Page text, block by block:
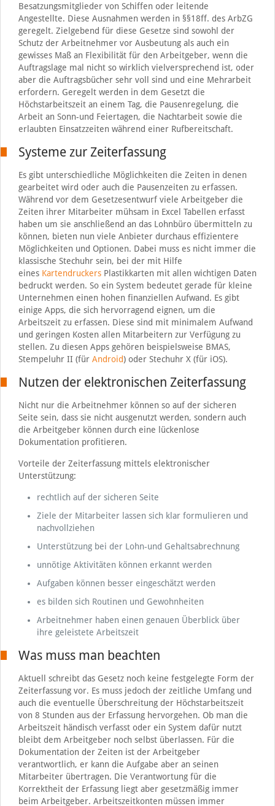
Besatzungsmitglieder von Schiffen oder leitende
Angestellte. Diese Ausnahmen werden in §§18ff. des ArbZG
geregelt. Zielgebend für diese Gesetze sind sowohl der
Schutz der Arbeitnehmer vor Ausbeutung als auch ein
gewisses Maß an Flexibilität für den Arbeitgeber, wenn die
Auftragslage mal nicht so wirklich vielversprechend ist, oder
aber die Auftragsbücher sehr voll sind und eine Mehrarbeit
erfordern. Geregelt werden in dem Gesetzt die
Höchstarbeitszeit an einem Tag, die Pausenregelung, die
Arbeit an Sonn-und Feiertagen, die Nachtarbeit sowie die
erlaubten Einsatzzeiten während einer Rufbereitschaft.
Systeme zur Zeiterfassung
Es gibt unterschiedliche Möglichkeiten die Zeiten in denen
gearbeitet wird oder auch die Pausenzeiten zu erfassen.
Während vor dem Gesetzesentwurf viele Arbeitgeber die
Zeiten ihrer Mitarbeiter mühsam in Excel Tabellen erfasst
haben um sie anschließend an das Lohnbüro übermitteln zu
können, bieten nun viele Anbieter durchaus effizientere
Möglichkeiten und Optionen. Dabei muss es nicht immer die
klassische Stechuhr sein, bei der mit Hilfe
eines KartendruckersPlastikkarten mit allen wichtigen Daten
bedruckt werden. So ein System bedeutet gerade für kleine
Unternehmen einen hohen finanziellen Aufwand. Es gibt
einige Apps, die sich hervorragend eignen, um die
Arbeitszeit zu erfassen. Diese sind mit minimalem Aufwand
und geringen Kosten allen Mitarbeitern zur Verfügung zu
stellen. Zu diesen Apps gehören beispielsweise BMAS,
Stempeluhr II (für Android) oder Stechuhr X (für iOS).
Nutzen der elektronischen Zeiterfassung
Nicht nur die Arbeitnehmer können so auf der sicheren
Seite sein, dass sie nicht ausgenutzt werden, sondern auch
die Arbeitgeber können durch eine lückenlose
Dokumentation profitieren.
Vorteile der Zeiterfassung mittels elektronischer
Unterstützung:
rechtlich auf der sicheren Seite
Ziele der Mitarbeiter lassen sich klar formulieren und
nachvollziehen
Unterstützung bei der Lohn-und Gehaltsabrechnung
unnötige Aktivitäten können erkannt werden
Aufgaben können besser eingeschätzt werden
es bilden sich Routinen und Gewohnheiten
Arbeitnehmer haben einen genauen Überblick über
ihre geleistete Arbeitszeit
Was muss man beachten
Aktuell schreibt das Gesetz noch keine festgelegte Form der
Zeiterfassung vor. Es muss jedoch der zeitliche Umfang und
auch die eventuelle Überschreitung der Höchstarbeitszeit
von 8 Stunden aus der Erfassung hervorgehen. Ob man die
Arbeitszeit händisch verfasst oder ein System dafür nutzt
bleibt dem Arbeitgeber noch selbst überlassen. Für die
Dokumentation der Zeiten ist der Arbeitgeber
verantwortlich, er kann die Aufgabe aber an seinen
Mitarbeiter übertragen. Die Verantwortung für die
Korrektheit der Erfassung liegt aber gesetzmäßig immer
beim Arbeitgeber. Arbeitszeitkonten müssen immer